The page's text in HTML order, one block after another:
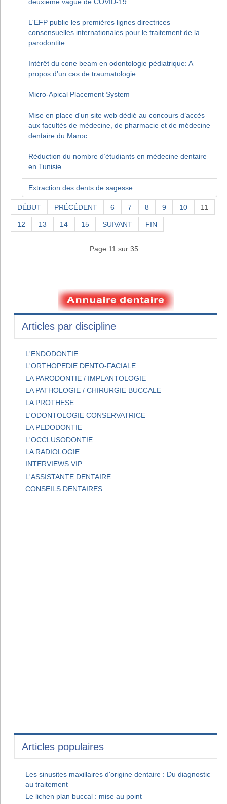
L'EFP publie les premières lignes directrices
consensuelles internationales pour le traitement de la
parodontite
Intérêt du cone beam en odontologie pédiatrique: A
propos d’un cas de traumatologie
Micro-Apical Placement System
Mise en place d'un site web dédié au concours d’accès
aux facultés de médecine, de pharmacie et de médecine
dentaire du Maroc
Réduction du nombre d’étudiants en médecine dentaire
en Tunisie
Extraction des dents de sagesse
DÉBUT PRÉCÉDENT 6 7 8 9 10 11
12 13 14 15 SUIVANT FIN
Page 11 sur 35
Articles par discipline
L'ENDODONTIE
L'ORTHOPEDIE DENTO-FACIALE
LA PARODONTIE / IMPLANTOLOGIE
LA PATHOLOGIE / CHIRURGIE BUCCALE
LA PROTHESE
L'ODONTOLOGIE CONSERVATRICE
LA PEDODONTIE
L'OCCLUSODONTIE
LA RADIOLOGIE
INTERVIEWS VIP
L'ASSISTANTE DENTAIRE
CONSEILS DENTAIRES
Articles populaires
Les sinusites maxillaires d'origine dentaire : Du diagnostic
au traitement
Le lichen plan buccal : mise au point